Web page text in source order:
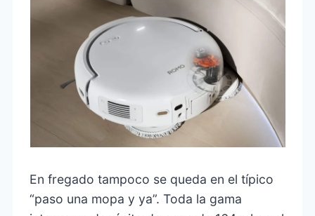
En fregado tampoco se queda en el típico
“paso una mopa y ya”. Toda la gama